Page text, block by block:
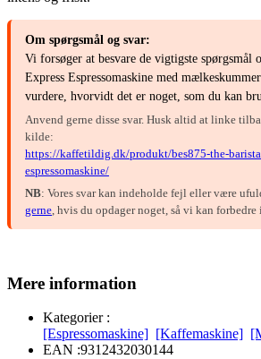
Om spørgsmål og svar:
Vi forsøger at besvare de vigtigste spørgsmål
Express Espressomaskine med
vurdere, hvorvidt det er noget, som du kan
Anvend gerne disse svar. Husk altid at linke
kilde:
https://kaffetildig.dk/produkt/bes875-the-
espressomaskine/
NB: Vores svar kan indeholde fejl eller være
gerne , hvis du opdager noget, så vi kan forbedre
Mere information
Kategorier :
[Espressomaskine] [Kaffemaskine]
EAN :9312432030144